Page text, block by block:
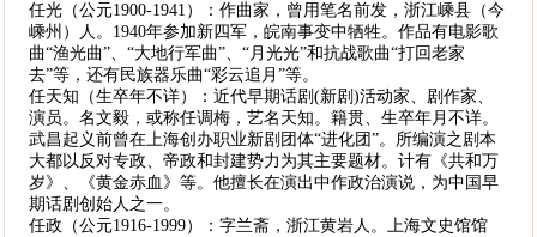
任光（公元1900-1941）：作曲家，曾用笔名前发，浙江嵊县（今
嵊州）人。1940年参加新四军，皖南事变中牺牲。作品有电影歌
曲“渔光曲”、“大地行军曲”、“月光光”和抗战歌曲“打回老家
去”等，还有民族器乐曲“彩云追月”等。
任天知（生卒年不详）：近代早期话剧(新剧)活动家、剧作家、
演员。名文毅，或称任调梅，艺名天知。籍贯、生卒年月不详。
武昌起义前曾在上海创办职业新剧团体“进化团”。所编演之剧本
大都以反对专政、帝政和封建势力为其主要题材。计有《共和万
岁》、《黄金赤血》等。他擅长在演出中作政治演说，为中国早
期话剧创始人之一。
任政（公元1916-1999）：字兰斋，浙江黄岩人。上海文史馆馆